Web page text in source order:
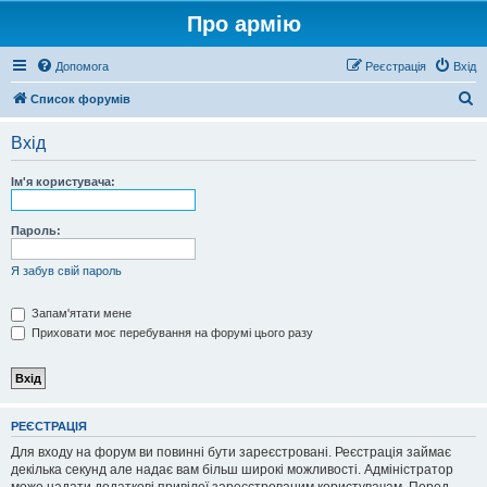
Про армію
Допомога Вхід
Реєстрація
Список форумів
Вхід
Ім'я користувача:
Пароль:
Я забув свій пароль
Запам'ятати мене
Приховати моє перебування на форумі цього разу
РЕЄСТРАЦІЯ
Для входу на форум ви повинні бути зареєстровані. Реєстрація займає
декілька секунд але надає вам більш широкі можливості. Адміністратор